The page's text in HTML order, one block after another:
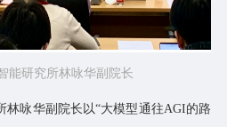
能研究所林咏华副院长
林咏华副院长以“大模型通往AGI的路